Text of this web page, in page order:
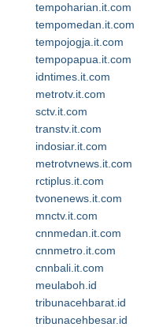
tempoharian.it.com
tempomedan.it.com
tempojogja.it.com
tempopapua.it.com
idntimes.it.com
metrotv.it.com
sctv.it.com
transtv.it.com
indosiar.it.com
metrotvnews.it.com
rctiplus.it.com
tvonenews.it.com
mnctv.it.com
cnnmedan.it.com
cnnmetro.it.com
cnnbali.it.com
meulaboh.id
tribunacehbarat.id
tribunacehbesar.id